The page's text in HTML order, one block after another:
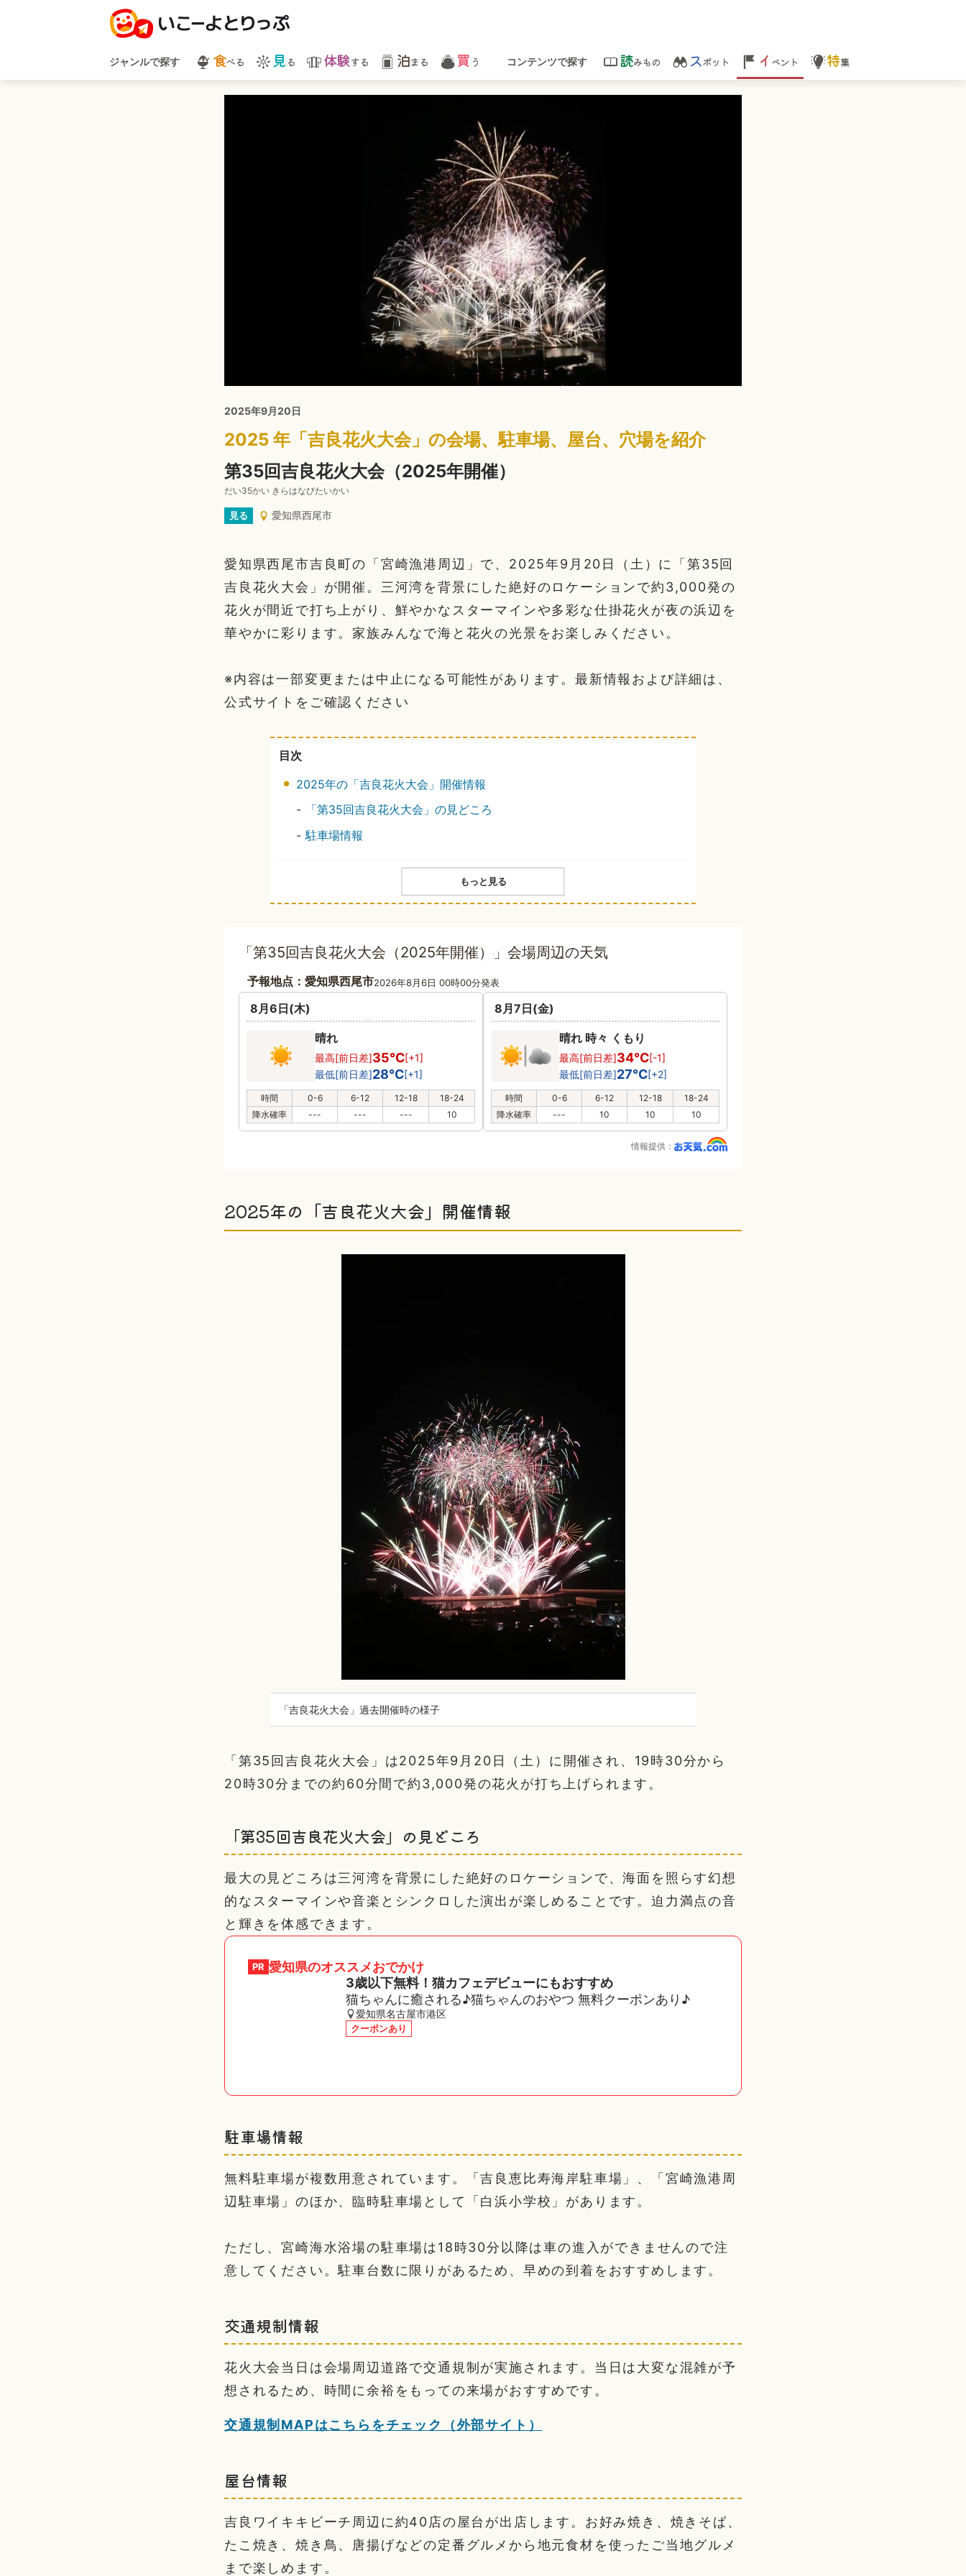
ジャンルで探す 食べる 見 る 体験する 泊まる 買 う コンテンツで探す 読みもの スポット イ ベント 特集
2025年9月20日
2025 年「吉良花火大会」の会場、駐車場、屋台、穴場を紹介
第35回吉良花火大会（2025年開催）
だい35かい きらはなびたいかい
見る 愛知県西尾市
愛知県西尾市吉良町の「宮崎漁港周辺」で、2025年9月20日（土）に「第35回
吉良花火大会」が開催。三河湾を背景にした絶好のロケーションで約3,000発の
花火が間近で打ち上がり、鮮やかなスターマインや多彩な仕掛花火が夜の浜辺を
華やかに彩ります。家族みんなで海と花火の光景をお楽しみください。
※内容は一部変更または中止になる可能性があります。最新情報および詳細は、
公式サイトをご確認ください
目次
2025年の「吉良花火大会」開催情報
-
「第35回吉良花火大会」の見どころ
- 駐車場情報
もっと見る
「第35回吉良花火大会（2025年開催）」会場周辺の天気
予報地点：愛知県西尾市2026年8月6日 00時00分発表
8月6日(木)
晴れ
最高[前日差]35℃[+1]
最低[前日差]28℃[+1]
時間 0-6 6-12 12-18
18-24
降水確率
--- --- --- 10
8月7日(金)
晴れ 時々 くもり
最高[前日差]34℃[-1]
最低[前日差]27℃[+2]
時間 0-6 6-12 12-18
18-24
降水確率
--- 10 10 10
情報提供：
2025年の「吉良花火大会」開催情報
「吉良花火大会」過去開催時の様子
「第35回吉良花火大会」は2025年9月20日（土）に開催され、19時30分から
20時30分までの約60分間で約3,000発の花火が打ち上げられます。
「第35回吉良花火大会」の見どころ
最大の見どころは三河湾を背景にした絶好のロケーションで、海面を照らす幻想
的なスターマインや音楽とシンクロした演出が楽しめることです。迫力満点の音
と輝きを体感できます。
PR 愛知県のオススメおでかけ
3歳以下無料！猫カフェデビューにもおすすめ
猫ちゃんに癒される♪猫ちゃんのおやつ 無料クーポンあり♪
愛知県名古屋市港区
クーポンあり
駐車場情報
無料駐車場が複数用意されています。「吉良恵比寿海岸駐車場」、「宮崎漁港周
辺駐車場」のほか、臨時駐車場として「白浜小学校」があります。
ただし、宮崎海水浴場の駐車場は18時30分以降は車の進入ができませんので注
意してください。駐車台数に限りがあるため、早めの到着をおすすめします。
交通規制情報
花火大会当日は会場周辺道路で交通規制が実施されます。当日は大変な混雑が予
想されるため、時間に余裕をもっての来場がおすすめです。
交通規制MAPはこちらをチェック（外部サイト）
屋台情報
吉良ワイキキビーチ周辺に約40店の屋台が出店します。お好み焼き、焼きそば、
たこ焼き、焼き鳥、唐揚げなどの定番グルメから地元食材を使ったご当地グルメ
まで楽しめます。